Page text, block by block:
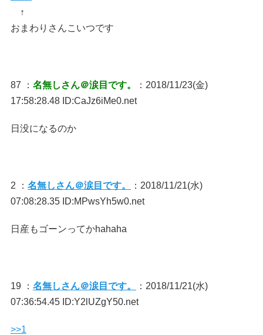
↑
おまわりさんこいつです
87 ： 名無しさん＠涙目です。
：2018/11/23(金)
17:58:28.48 ID:CaJz6iMe0.net
日没になるのか
2 ： 名無しさん＠涙目です。
：2018/11/21(水)
07:08:28.35 ID:MPwsYh5w0.net
日産もゴーンってかhahaha
19 ： 名無しさん＠涙目です。
：2018/11/21(水)
07:36:54.45 ID:Y2lUZgY50.net
>>1